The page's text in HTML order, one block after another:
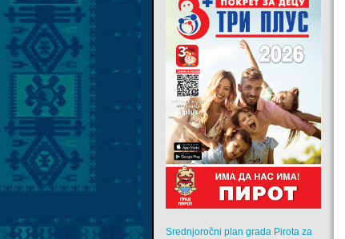
Srednjoročni plan grada Pirota za